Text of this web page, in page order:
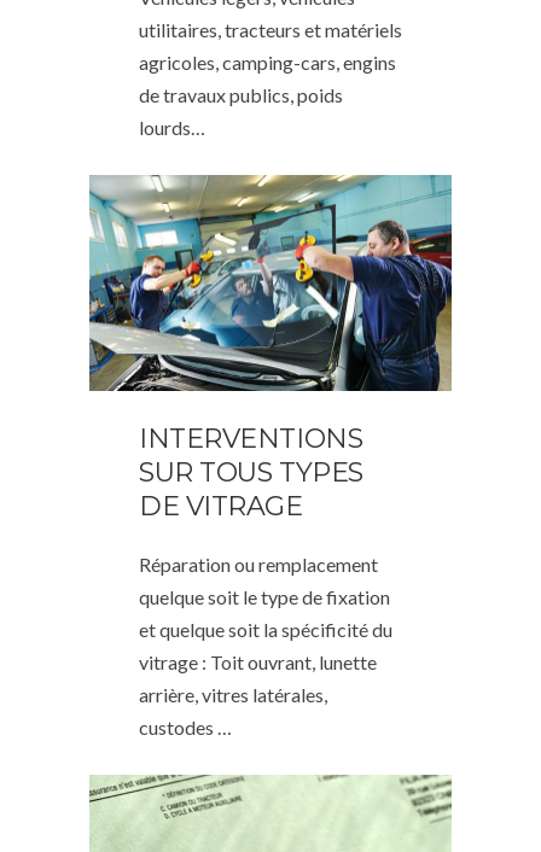
utilitaires, tracteurs et matériels
agricoles, camping-cars, engins
de travaux publics, poids
lourds…
INTERVENTIONS
SUR TOUS TYPES
DE VITRAGE
Réparation ou remplacement
quelque soit le type de fixation
et quelque soit la spécificité du
vitrage : Toit ouvrant, lunette
arrière, vitres latérales,
custodes …